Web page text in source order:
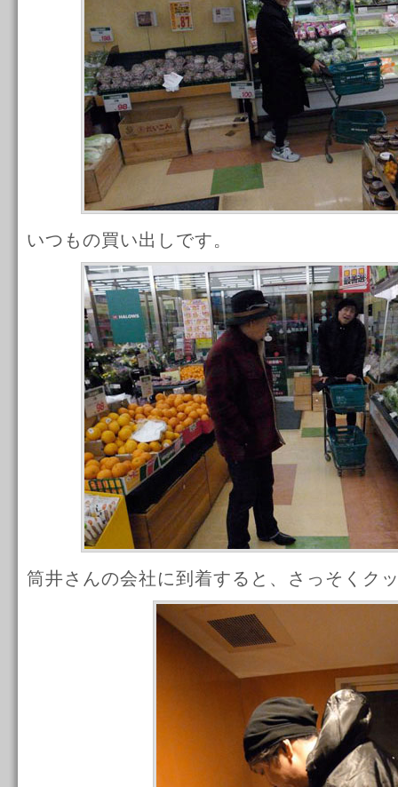
いつもの買い出しです。
筒井さんの会社に到着すると、さっそくク